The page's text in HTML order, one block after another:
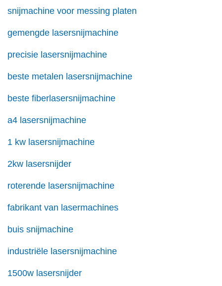
snijmachine voor messing platen
gemengde lasersnijmachine
precisie lasersnijmachine
beste metalen lasersnijmachine
beste fiberlasersnijmachine
a4 lasersnijmachine
1 kw lasersnijmachine
2kw lasersnijder
roterende lasersnijmachine
fabrikant van lasermachines
buis snijmachine
industriële lasersnijmachine
1500w lasersnijder